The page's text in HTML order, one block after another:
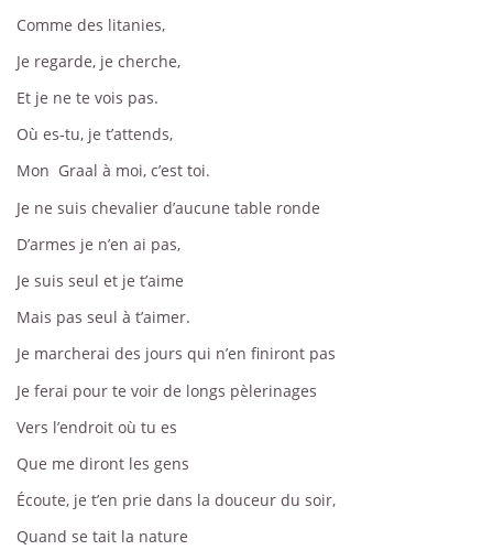
Comme des litanies,
Je regarde, je cherche,
Et je ne te vois pas.
Où es-tu, je t’attends,
Mon Graal à moi, c’est toi.
Je ne suis chevalier d’aucune table ronde
D’armes je n’en ai pas,
Je suis seul et je t’aime
Mais pas seul à t’aimer.
Je marcherai des jours qui n’en finiront pas
Je ferai pour te voir de longs pèlerinages
Vers l’endroit où tu es
Que me diront les gens
Écoute, je t’en prie dans la douceur du soir,
Quand se tait la nature